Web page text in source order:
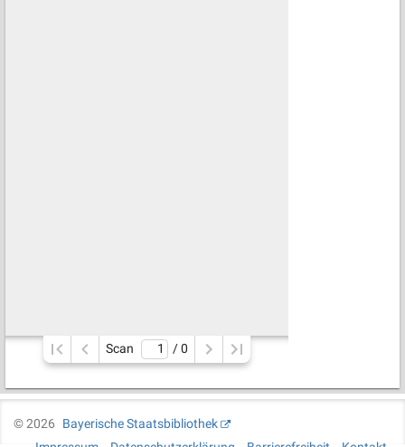
Scan / 0
©2026
Bayerische Staatsbibliothek